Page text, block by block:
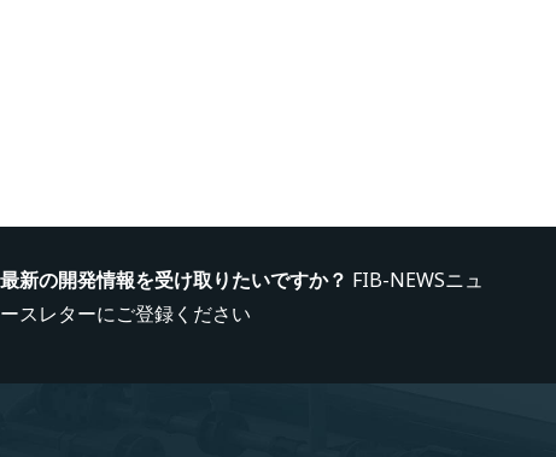
最新の開発情報を受け取りたいですか？ FIB-NEWSニュ
ースレターにご登録ください